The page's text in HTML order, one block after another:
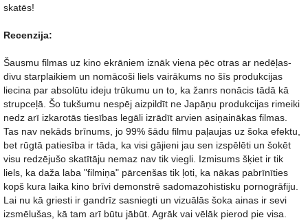
skatēs!
Recenzija:
Šausmu filmas uz kino ekrāniem iznāk viena pēc otras ar nedēļas-
divu starplaikiem un nomācoši liels vairākums no šīs produkcijas
liecina par absolūtu ideju trūkumu un to, ka žanrs nonācis tādā kā
strupceļā. Šo tukšumu nespēj aizpildīt ne Japāņu produkcijas rimeiki
nedz arī izkarotās tiesības legāli izrādīt arvien asiņainākas filmas.
Tas nav nekāds brīnums, jo 99% šādu filmu paļaujas uz šoka efektu,
bet rūgtā patiesība ir tāda, ka visi gājieni jau sen izspēlēti un šokēt
visu redzējušo skatītāju nemaz nav tik viegli. Izmisums šķiet ir tik
liels, ka daža laba "filmiņa" pārcenšas tik ļoti, ka nākas pabrīnīties
kopš kura laika kino brīvi demonstrē sadomazohistisku pornogrāfiju.
Lai nu kā griesti ir gandrīz sasniegti un vizuālās šoka ainas ir sevi
izsmēlušas, kā tam arī būtu jābūt. Agrāk vai vēlāk pierod pie visa.